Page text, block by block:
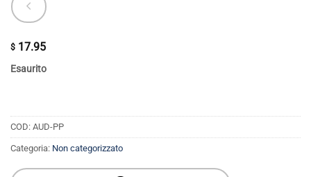
$ 17.95
Esaurito
COD: AUD-PP
Categoria: Non categorizzato